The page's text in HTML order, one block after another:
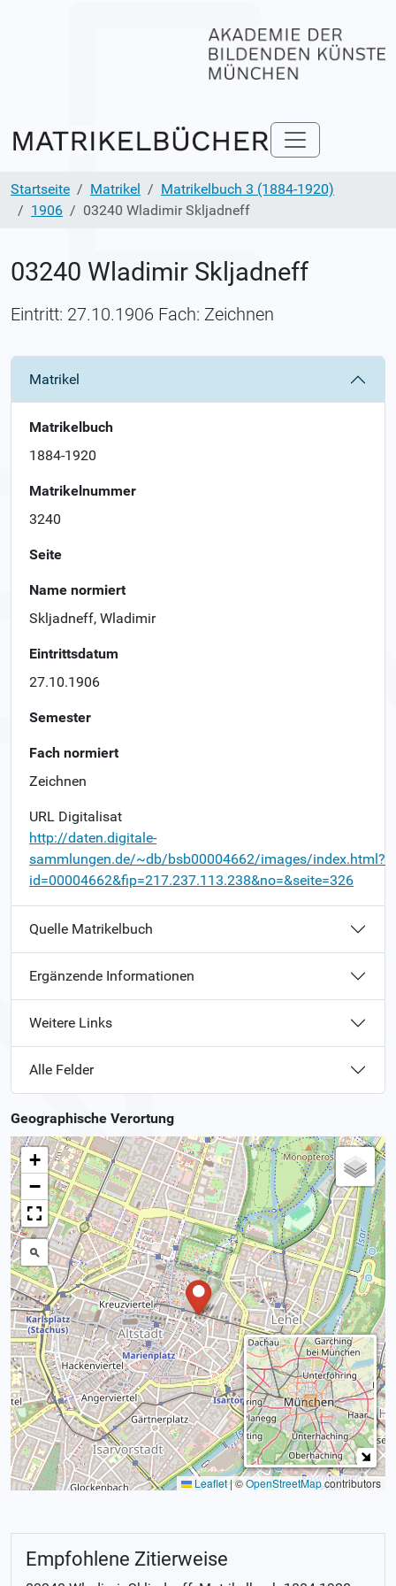
Startseite Matrikel
Matrikelbuch 3 (1884-1920)
1906
03240 Wladimir Skljadneff
03240 Wladimir Skljadneff
Eintritt: 27.10.1906 Fach: Zeichnen
Matrikel
Matrikelbuch
1884-1920
Matrikelnummer
3240
Seite
Name normiert
Skljadneff, Wladimir
Eintrittsdatum
27.10.1906
Semester
Fach normiert
Zeichnen
URL Digitalisat
http://daten.digitale-
sammlungen.de/~db/bsb00004662/images/index.html?
id=00004662&fip=217.237.113.238&no=&seite=326
Quelle Matrikelbuch
Ergänzende Informationen
Weitere Links
Alle Felder
Geographische Verortung
+
−
Leaflet|©OpenStreetMapcontributors
Empfohlene Zitierweise